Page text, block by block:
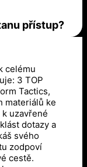
přístup?
celému
3 TOP
Tactics,
materiálů ke
uzavřené
dotazy a
svého
zodpoví
cestě.